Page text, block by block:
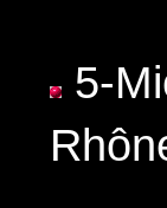
5-